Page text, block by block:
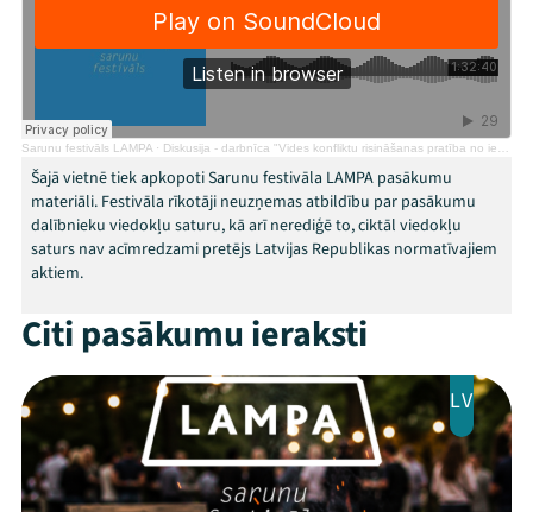
Programma
Arhīvs
Viņi bija LAMPĀ 2026
Jaunumi
Ziedo
Kontakti
Sarunu festivāls LAMPA · Diskusija - darbnīca "Vides konfliktu risināšanas pratība no ieraduma apriet uz drosmi sadarboties"
Šajā vietnē tiek apkopoti Sarunu festivāla LAMPA pasākumu
materiāli. Festivāla rīkotāji neuzņemas atbildību par pasākumu
dalībnieku viedokļu saturu, kā arī nerediģē to, ciktāl viedokļu
saturs nav acīmredzami pretējs Latvijas Republikas normatīvajiem
aktiem.
Citi pasākumu ieraksti
LV